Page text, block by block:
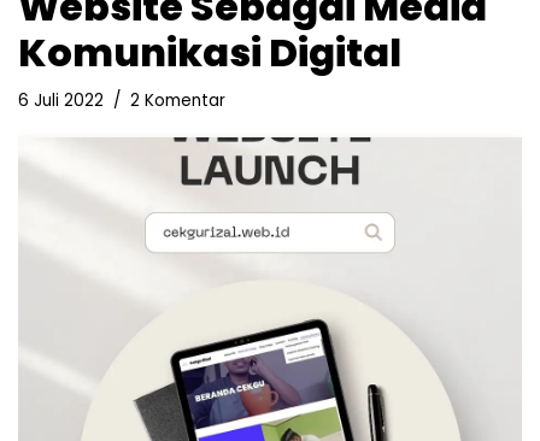
Komunikasi Digital
6 Juli 2022 2 Komentar